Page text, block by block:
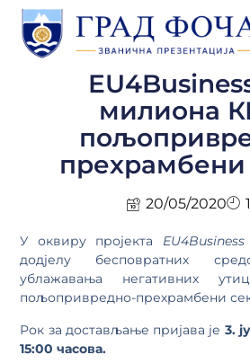
милиона
прехрамбени
20/05/2020
У оквиру пројекта EU4Business
додјелу бесповратних
ублажавања негативних
пољопривредно-прехрамбени
Рок за достављање пријава је 3.
15:00 часова.